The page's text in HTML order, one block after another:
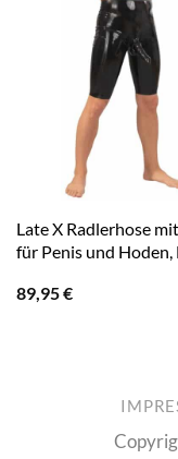
Late X Radlerhose
für Penis und Hoden,
89,95€